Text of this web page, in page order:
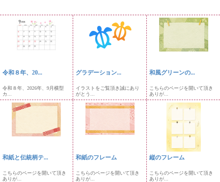
令和８年、20...
令和８年、2026年、9月横型
カ...
グラデーション...
イラストをご覧頂き誠にあり
がとう...
和風グリーンの...
こちらのページを開いて頂き
ありが...
和紙と伝統柄テ...
こちらのページを開いて頂き
ありが...
和紙のフレーム
こちらのページを開いて頂き
ありが...
縦のフレーム
こちらのページを開いて頂き
ありが...